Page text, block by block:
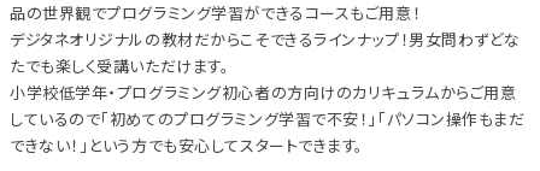
品の世界観でプログラミング学習ができるコースもご用意！
デジタネオリジナルの教材だからこそできるラインナップ！男女問わずどな
たでも楽しく受講いただけます。
小学校低学年・プログラミング初心者の方向けのカリキュラムからご用意
しているので「初めてのプログラミング学習で不安！」「パソコン操作もまだ
できない！」という方でも安心してスタートできます。